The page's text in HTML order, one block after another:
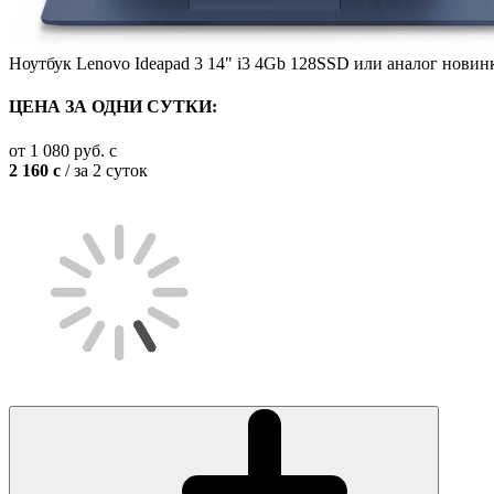
Ноутбук Lenovo Ideapad 3 14" i3 4Gb 128SSD или аналог
ЦЕНА ЗА ОДНИ СУТКИ:
от 1 080 руб. c
2 160 c / за 2 суток